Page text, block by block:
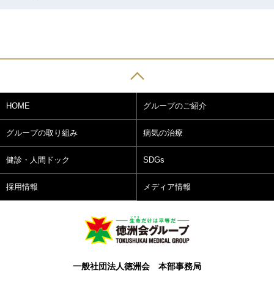
HOME グループのご紹介
グループの取り組み 病気の治療
健診・人間ドック SDGs
採用情報 メディア情報
一般社団法人徳洲会 本部事務局